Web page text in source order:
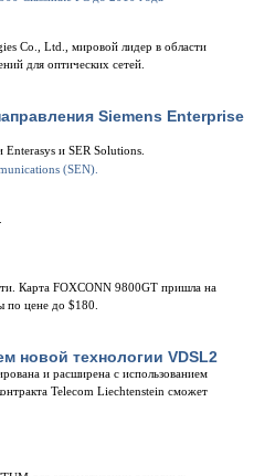
Co., Ltd., мировой лидер в области
для оптических сетей.
Siemens Enterprise
и SER Solutions.
Карта FOXCONN 9800GT пришла на
по цене до $180.
новой технологии VDSL2
и расширена с использованием
Telecom Liechtenstein сможет